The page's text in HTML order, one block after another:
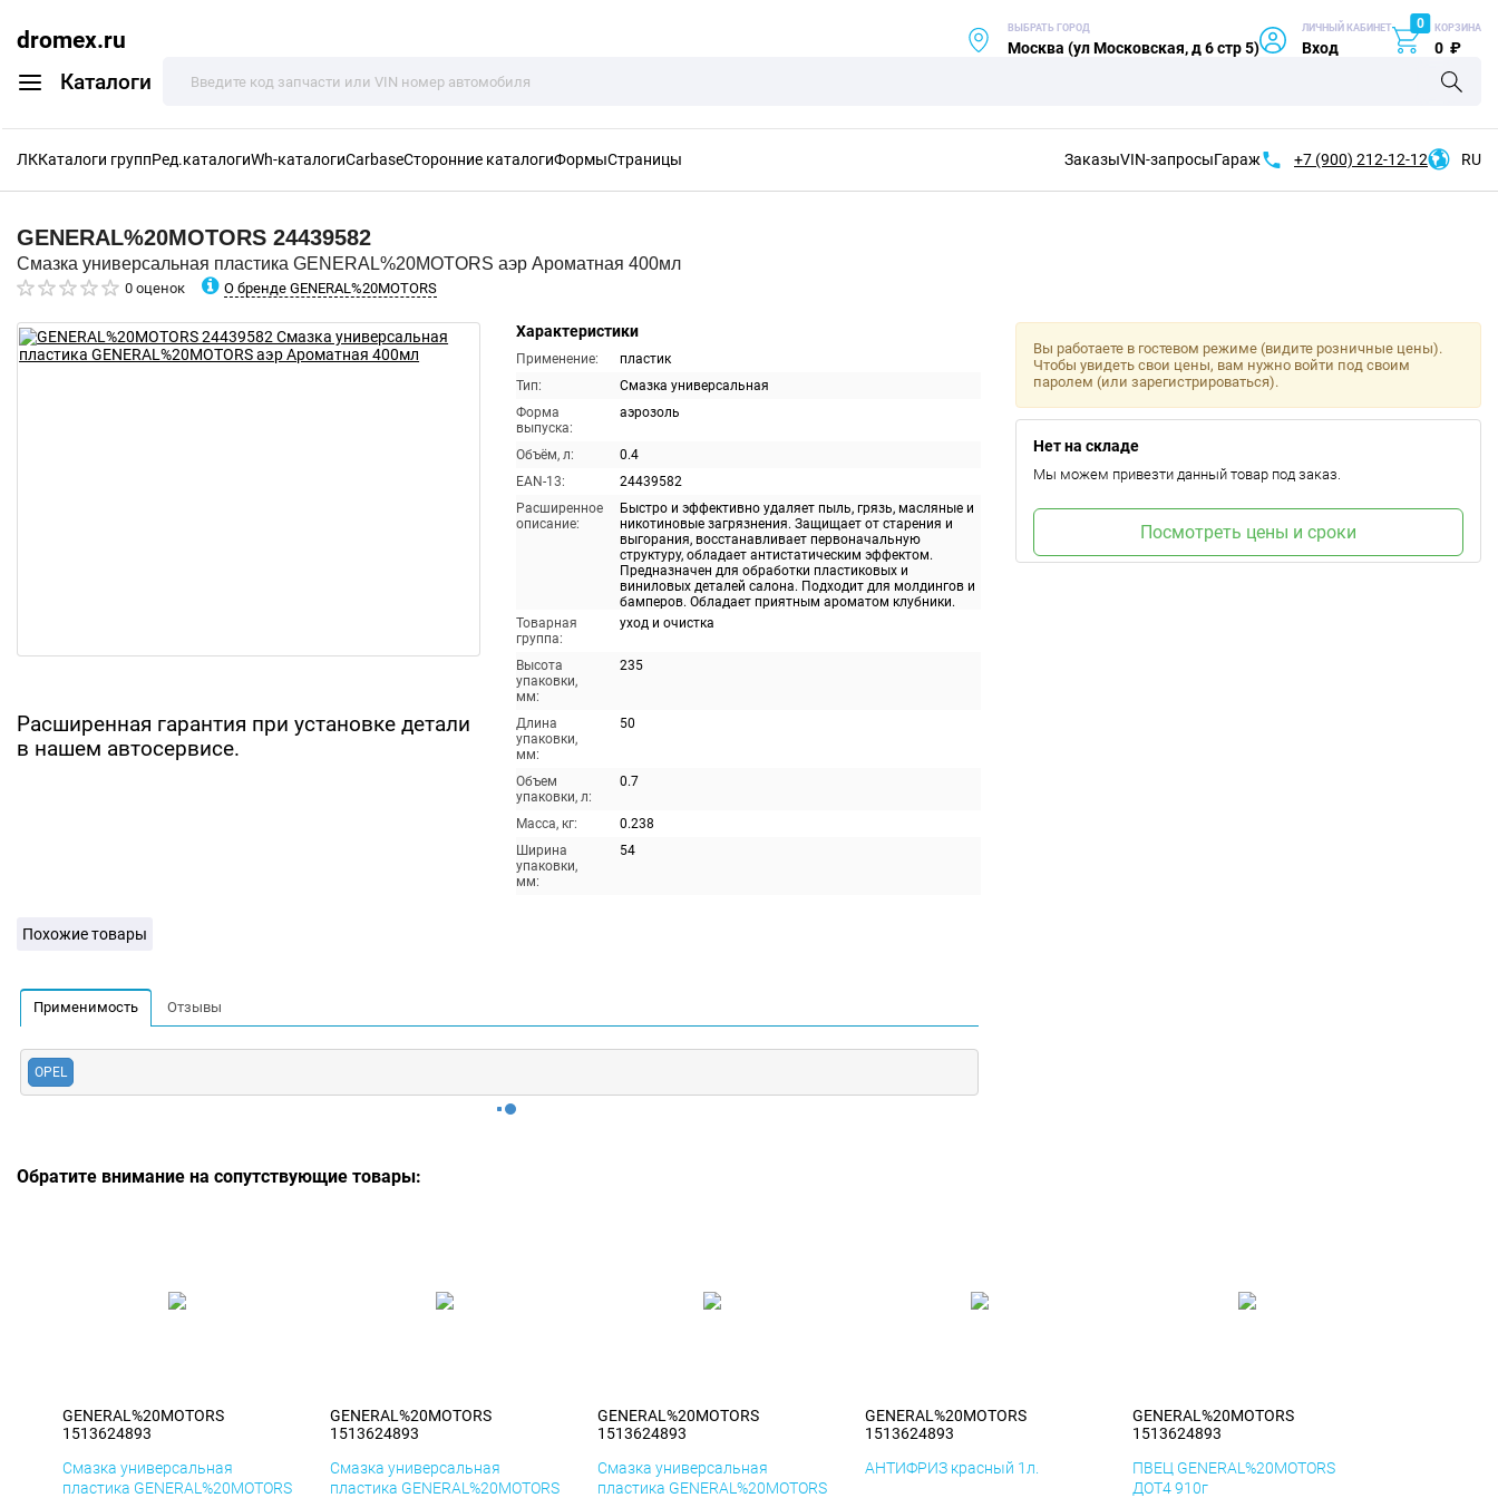
dromex.ru
Каталоги
ВЫБРАТЬ ГОРОД
Москва (ул Московская, д 6 стр 5)
ЛИЧНЫЙ КАБИНЕТ
Вход
0 КОРЗИНА
0 ₽
ЛККаталоги группРед.каталогиWh-каталогиCarbaseСторонние каталогиФормыСтраницы ЗаказыVIN-запросыГараж +7 (900) 212-12-12 RU
GENERAL%20MOTORS 24439582
Смазка универсальная пластика GENERAL%20MOTORS аэр Ароматная 400мл
0 оценок О бренде GENERAL%20MOTORS
Расширенная гарантия при установке детали
в нашем автосервисе.
Характеристики
Применение:
пластик
Тип:
Смазка универсальная
Форма
выпуска:
аэрозоль
Объём, л:
0.4
EAN-13:
24439582
Расширенное
описание:
Быстро и эффективно удаляет пыль, грязь, масляные и
никотиновые загрязнения. Защищает от старения и
выгорания, восстанавливает первоначальную
структуру, обладает антистатическим эффектом.
Предназначен для обработки пластиковых и
виниловых деталей салона. Подходит для молдингов и
бамперов. Обладает приятным ароматом клубники.
Товарная
группа:
уход и очистка
Высота
упаковки,
мм:
235
Длина
упаковки,
мм:
50
Объем
упаковки, л:
0.7
Масса, кг:
0.238
Ширина
упаковки,
мм:
54
Вы работаете в гостевом режиме (видите розничные цены).
Чтобы увидеть свои цены, вам нужно войти под своим
паролем (или зарегистрироваться).
Нет на складе
Мы можем привезти данный товар под заказ.
Посмотреть цены и сроки
Похожие товары
Применимость Отзывы
OPEL
Обратите внимание на сопутствующие товары:
GENERAL%20MOTORS
1513624893
Смазка универсальная
пластика GENERAL%20MOTORS
GENERAL%20MOTORS
1513624893
Смазка универсальная
пластика GENERAL%20MOTORS
GENERAL%20MOTORS
1513624893
Смазка универсальная
пластика GENERAL%20MOTORS
GENERAL%20MOTORS
1513624893
АНТИФРИЗ красный 1л.
GENERAL%20MOTORS
1513624893
ПВЕЦ GENERAL%20MOTORS
ДОТ4 910г